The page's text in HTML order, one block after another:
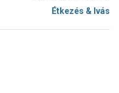
Étkezés & Ivás